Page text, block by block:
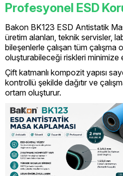
Profesyonel ESD
Bakon BK123 ESD Antistatik
üretim alanları, teknik servisler,
bileşenlerle çalışan tüm çalışma
oluşturabileceği riskleri minimize
Çift katmanlı kompozit yapısı
kontrollü şekilde dağıtır ve
ortam oluşturur.